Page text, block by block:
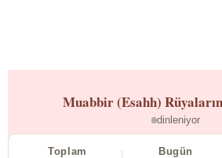
Muabbir (Esahh)
dinleniyor
Toplam Bugün